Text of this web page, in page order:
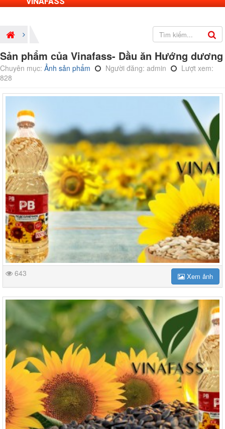
Sản phẩm của Vinafass- Dầu ăn Hướng dương
Chuyên mục: Ảnh sản phẩm Người đăng: admin
Lượt xem:
828
643 Xem ảnh